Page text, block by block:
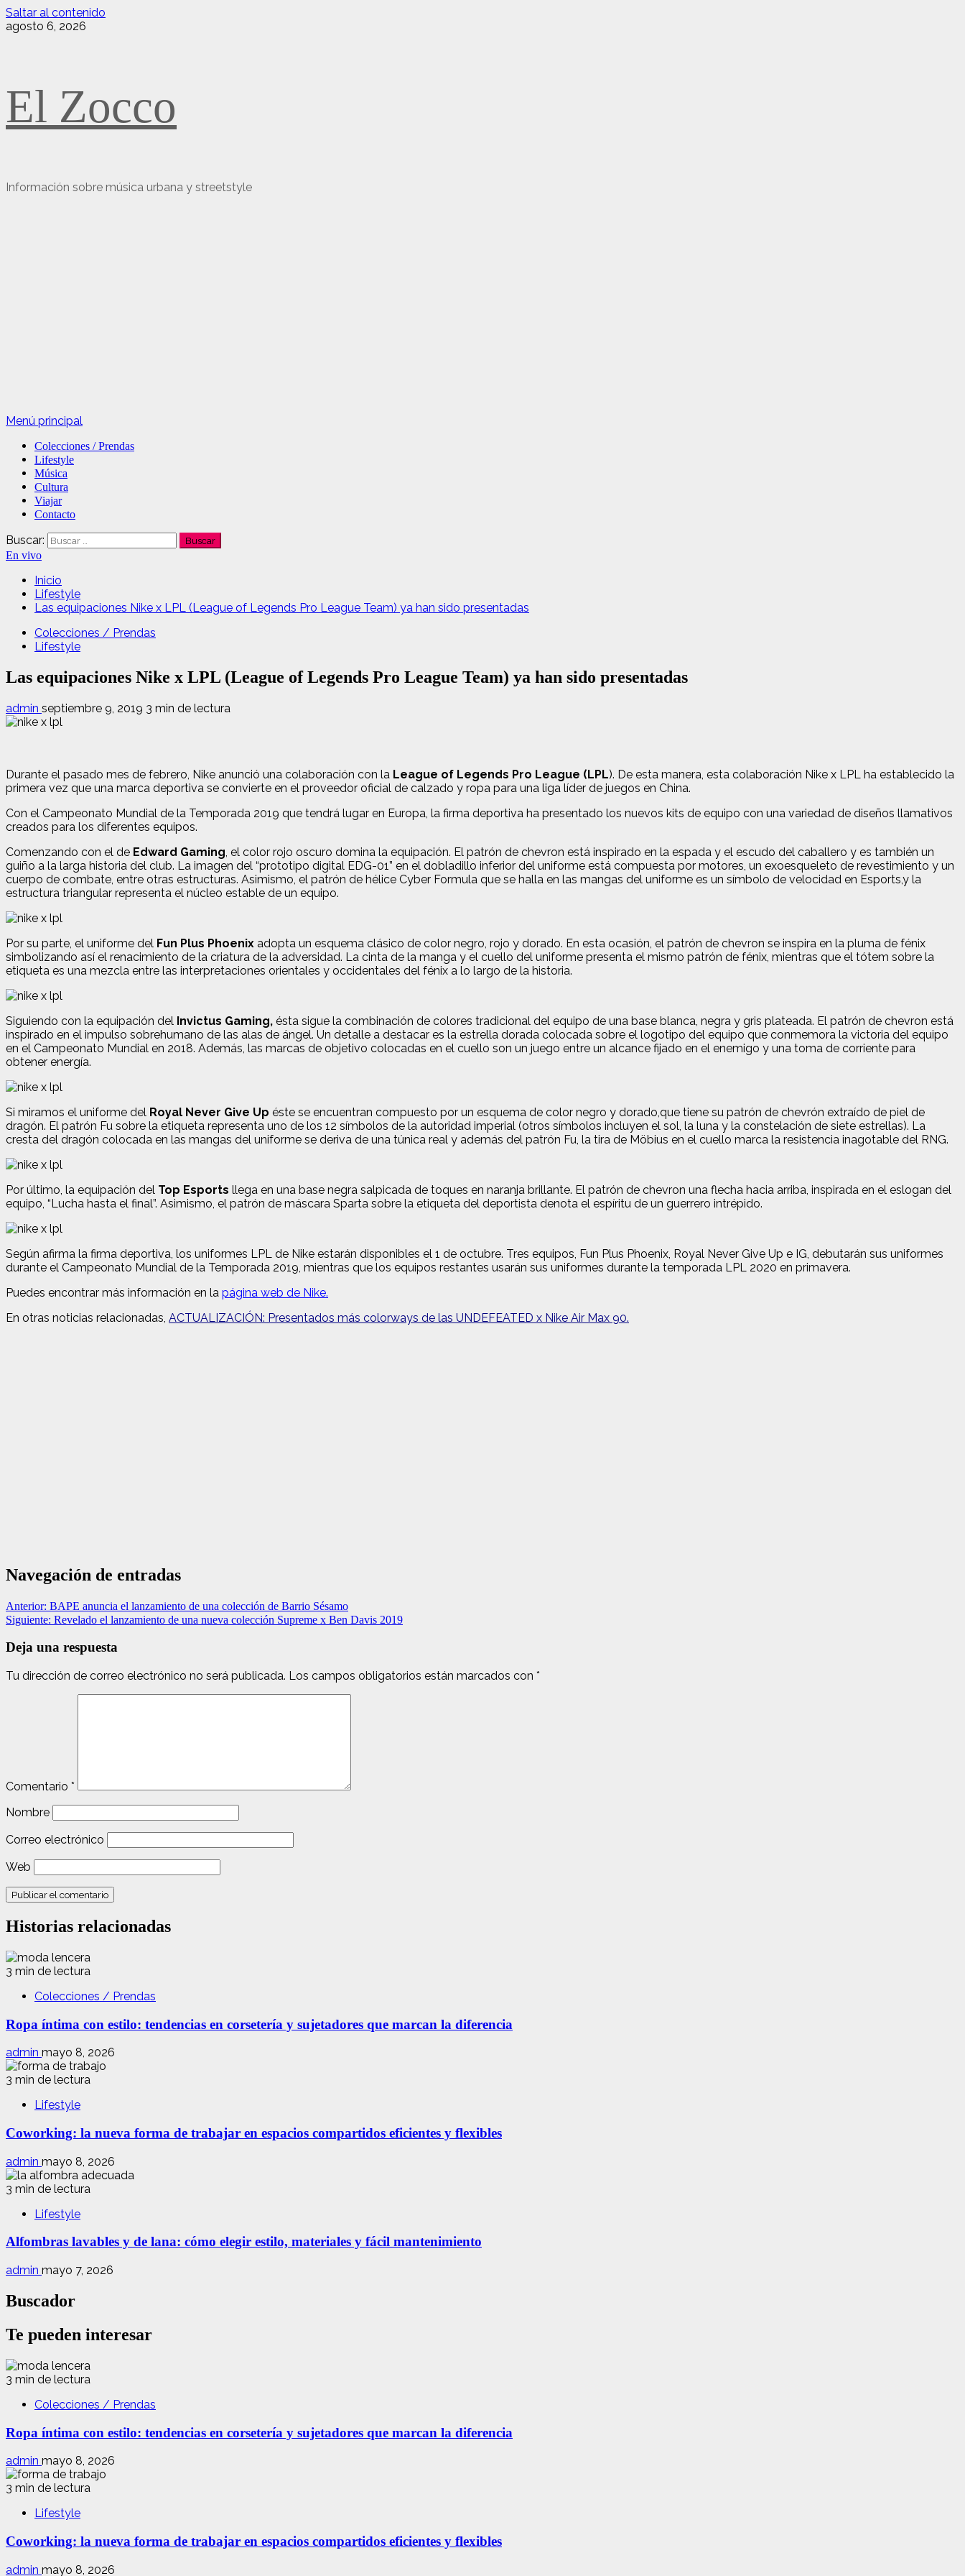
Saltar al contenido
agosto 6, 2026
El Zocco
Información sobre música urbana y streetstyle
Menú principal
Colecciones / Prendas
Lifestyle
Música
Cultura
Viajar
Contacto
Buscar:
En vivo
Inicio
Lifestyle
Las equipaciones Nike x LPL (League of Legends Pro League Team) ya han sido presentadas
Colecciones / Prendas
Lifestyle
Las equipaciones Nike x LPL (League of Legends Pro League Team) ya han sido presentadas
admin septiembre 9, 2019 3 min de lectura
Durante el pasado mes de febrero, Nike anunció una colaboración con la League of Legends Pro League (LPL). De esta manera, esta colaboración Nike x LPL ha establecido la
primera vez que una marca deportiva se convierte en el proveedor oficial de calzado y ropa para una liga líder de juegos en China.
Con el Campeonato Mundial de la Temporada 2019 que tendrá lugar en Europa, la firma deportiva ha presentado los nuevos kits de equipo con una variedad de diseños llamativos
creados para los diferentes equipos.
Comenzando con el de Edward Gaming, el color rojo oscuro domina la equipación. El patrón de chevron está inspirado en la espada y el escudo del caballero y es también un
guiño a la larga historia del club. La imagen del “prototipo digital EDG-01” en el dobladillo inferior del uniforme está compuesta por motores, un exoesqueleto de revestimiento y un
cuerpo de combate, entre otras estructuras. Asimismo, el patrón de hélice Cyber ​​Formula que se halla en las mangas del uniforme es un símbolo de velocidad en Esports,y la
estructura triangular representa el núcleo estable de un equipo.
Por su parte, el uniforme del Fun Plus Phoenix adopta un esquema clásico de color negro, rojo y dorado. En esta ocasión, el patrón de chevron se inspira en la pluma de fénix
simbolizando así el renacimiento de la criatura de la adversidad. La cinta de la manga y el cuello del uniforme presenta el mismo patrón de fénix, mientras que el tótem sobre la
etiqueta es una mezcla entre las interpretaciones orientales y occidentales del fénix a lo largo de la historia.
Siguiendo con la equipación del Invictus Gaming, ésta sigue la combinación de colores tradicional del equipo de una base blanca, negra y gris plateada. El patrón de chevron está
inspirado en el impulso sobrehumano de las alas de ángel. Un detalle a destacar es la estrella dorada colocada sobre el logotipo del equipo que conmemora la victoria del equipo
en el Campeonato Mundial en 2018. Además, las marcas de objetivo colocadas en el cuello son un juego entre un alcance fijado en el enemigo y una toma de corriente para
obtener energía.
Si miramos el uniforme del Royal Never Give Up éste se encuentran compuesto por un esquema de color negro y dorado,que tiene su patrón de chevrón extraído de piel de
dragón. El patrón Fu sobre la etiqueta representa uno de los 12 símbolos de la autoridad imperial (otros símbolos incluyen el sol, la luna y la constelación de siete estrellas). La
cresta del dragón colocada en las mangas del uniforme se deriva de una túnica real y además del patrón Fu, la tira de Möbius en el cuello marca la resistencia inagotable del RNG.
Por último, la equipación del Top Esports llega en una base negra salpicada de toques en naranja brillante. El patrón de chevron una flecha hacia arriba, inspirada en el eslogan del
equipo, “Lucha hasta el final”. Asimismo, el patrón de máscara Sparta sobre la etiqueta del deportista denota el espíritu de un guerrero intrépido.
Según afirma la firma deportiva, los uniformes LPL de Nike estarán disponibles el 1 de octubre. Tres equipos, Fun Plus Phoenix, Royal Never Give Up e IG, debutarán sus uniformes
durante el Campeonato Mundial de la Temporada 2019, mientras que los equipos restantes usarán sus uniformes durante la temporada LPL 2020 en primavera.
Puedes encontrar más información en la página web de Nike.
En otras noticias relacionadas, ACTUALIZACIÓN: Presentados más colorways de las UNDEFEATED x Nike Air Max 90.
Navegación de entradas
Anterior: BAPE anuncia el lanzamiento de una colección de Barrio Sésamo
Siguiente: Revelado el lanzamiento de una nueva colección Supreme x Ben Davis 2019
Deja una respuesta
Tu dirección de correo electrónico no será publicada. Los campos obligatorios están marcados con *
Comentario *
Nombre
Correo electrónico
Web
Historias relacionadas
3 min de lectura
Colecciones / Prendas
Ropa íntima con estilo: tendencias en corsetería y sujetadores que marcan la diferencia
admin mayo 8, 2026
3 min de lectura
Lifestyle
Coworking: la nueva forma de trabajar en espacios compartidos eficientes y flexibles
admin mayo 8, 2026
3 min de lectura
Lifestyle
Alfombras lavables y de lana: cómo elegir estilo, materiales y fácil mantenimiento
admin mayo 7, 2026
Buscador
Te pueden interesar
3 min de lectura
Colecciones / Prendas
Ropa íntima con estilo: tendencias en corsetería y sujetadores que marcan la diferencia
admin mayo 8, 2026
3 min de lectura
Lifestyle
Coworking: la nueva forma de trabajar en espacios compartidos eficientes y flexibles
admin mayo 8, 2026